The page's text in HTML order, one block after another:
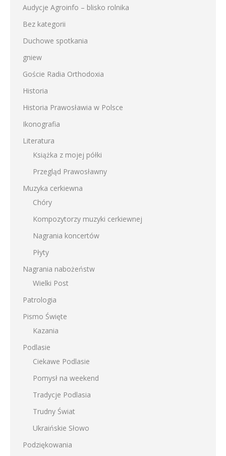
Audycje Agroinfo – blisko rolnika
Bez kategorii
Duchowe spotkania
gniew
Goście Radia Orthodoxia
Historia
Historia Prawosławia w Polsce
Ikonografia
Literatura
Książka z mojej półki
Przegląd Prawosławny
Muzyka cerkiewna
Chóry
Kompozytorzy muzyki cerkiewnej
Nagrania koncertów
Płyty
Nagrania nabożeństw
Wielki Post
Patrologia
Pismo Święte
Kazania
Podlasie
Ciekawe Podlasie
Pomysł na weekend
Tradycje Podlasia
Trudny Świat
Ukraińskie Słowo
Podziękowania